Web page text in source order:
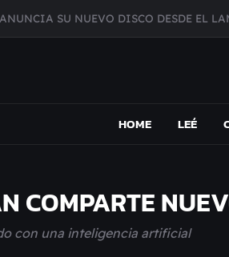
SU NUEVO DISCO DESDE EL
INHIBIDOR, UNA FOTOGRAFÍA DE
HOME LEÉ
COMPARTE
con una inteligencia artificial